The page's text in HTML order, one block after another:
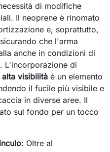
di modifiche
Il neoprene è rinomato
e, soprattutto,
che l'arma
anche in condizioni di
L'incorporazione di
visibilità è un elemento
il fucile più visibile e
in diverse aree. Il
sul fondo per un tocco
Oltre al